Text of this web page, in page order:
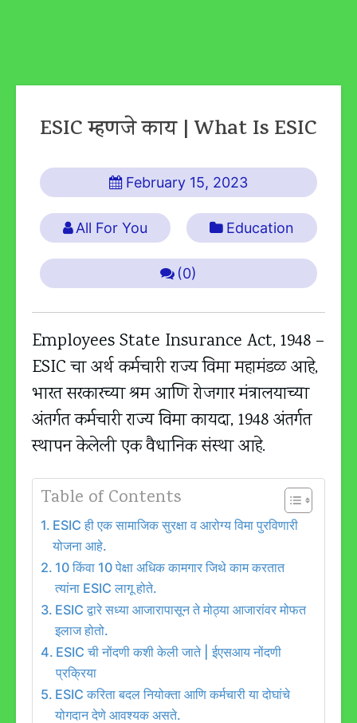
ESIC म्हणजे काय | What Is ESIC
February 15, 2023
All For You Education
(0)
Employees State Insurance Act, 1948 –
ESIC चा अर्थ कर्मचारी राज्य विमा महामंडळ आहे,
भारत सरकारच्या श्रम आणि रोजगार मंत्रालयाच्या
अंतर्गत कर्मचारी राज्य विमा कायदा, 1948 अंतर्गत
स्थापन केलेली एक वैधानिक संस्था आहे.
Table of Contents
ESIC ही एक सामाजिक सुरक्षा व आरोग्य विमा पुरविणारी
योजना आहे.
10 किंवा 10 पेक्षा अधिक कामगार जिथे काम करतात
त्यांना ESIC लागू होते.
ESIC द्वारे सध्या आजारापासून ते मोठ्या आजारांवर मोफत
इलाज होतो.
ESIC ची नोंदणी कशी केली जाते | ईएसआय नोंदणी
प्रक्रिया
ESIC करिता बदल नियोक्ता आणि कर्मचारी या दोघांचे
योगदान देणे आवश्यक असते.